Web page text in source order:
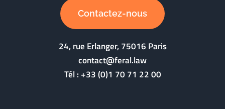
Contactez-nous
24, rue Erlanger, 75016 Paris
contact@feral.law
Tél :+33 (0)1 70 71 22 00